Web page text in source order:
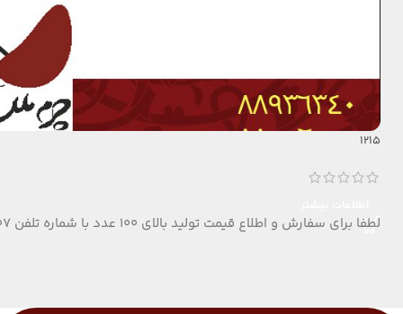
1215
لطفا برای سفارش و اطلاع قیمت تولید بالای 100 عدد با شماره تلفن 09124152407 تماس بگیرید.